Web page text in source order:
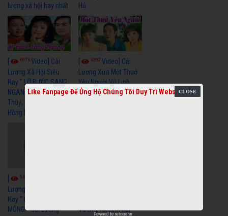
lương xã hội hay nhất
Hủ
6976Video] Cải
Lương Xã Hội Siêu
Hay " LỠ BƯỚC SANG
NGANG " Cải Lương Lệ
Thuỷ, Thanh Tuấn,
Hồng Nga
6392Video] Cải
Lương Xưa Một Thuở
Yêu Người Vũ Linh
Ngọc Huyền cải lương
5462
Lương Xã Hội Siêu
Hay " BỂ HẬN MÊNH
MÔNG " Cải Lương
Vương Tài Linh cải
Like Fanpage Để Ủng Hộ Chúng Tôi Duy Trì Website
Powered by netcore.vn